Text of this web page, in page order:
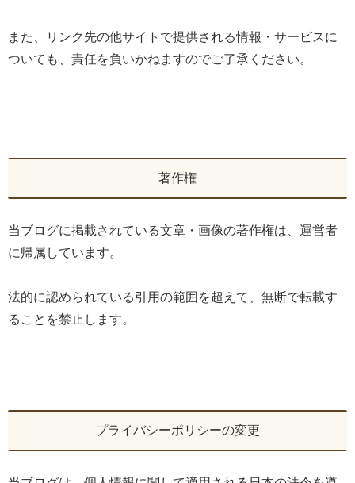
また、リンク先の他サイトで提供される情報・サービスに
ついても、責任を負いかねますのでご了承ください。
著作権
当ブログに掲載されている文章・画像の著作権は、運営者
に帰属しています。
法的に認められている引用の範囲を超えて、無断で転載す
ることを禁止します。
プライバシーポリシーの変更